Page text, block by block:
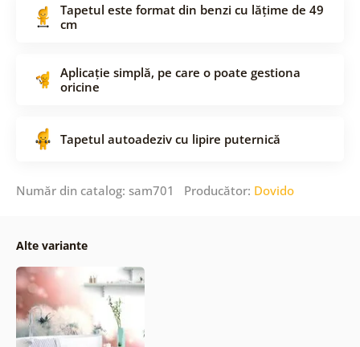
Tapetul este format din benzi cu lățime de 49
cm
Aplicație simplă, pe care o poate gestiona
oricine
Tapetul autoadeziv cu lipire puternică
Număr din catalog: sam701 Producător: Dovido
Alte variante